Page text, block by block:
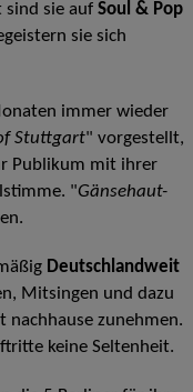
sind sie auf Soul & Pop
sie sich
immer wieder
Stuttgart" vorgestellt,
Publikum mit ihrer
"Gänsehaut-
Deutschlandweit
Mitsingen und dazu
zunehmen.
keine Seltenheit.